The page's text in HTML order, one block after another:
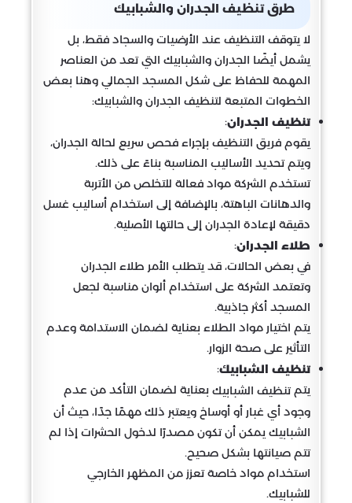
طرق تنظيف الجدران والشبابيك
لا يتوقف التنظيف عند الأرضيات والسجاد فقط، بل
يشمل أيضًا الجدران والشبابيك التي تعد من العناصر
المهمة للحفاظ على شكل المسجد الجمالي وهنا بعض
الخطوات المتبعة لتنظيف الجدران والشبابيك:
تنظيف الجدران:
يقوم فريق التنظيف بإجراء فحص سريع لحالة الجدران،
ويتم تحديد الأساليب المناسبة بناءً على ذلك.
تستخدم الشركة مواد فعالة للتخلص من الأتربة
والدهانات الباهتة، بالإضافة إلى استخدام أساليب غسل
دقيقة لإعادة الجدران إلى حالتها الأصلية.
طلاء الجدران:
في بعض الحالات، قد يتطلب الأمر طلاء الجدران
وتعتمد الشركة على استخدام ألوان مناسبة لجعل
المسجد أكثر جاذبية.
يتم اختيار مواد الطلاء بعناية لضمان الاستدامة وعدم
التأثير على صحة الزوار.
تنظيف الشبابيك:
يتمتنظيف الشبابيك بعناية لضمان التأكد من عدم
وجود أي غبار أو أوساخ ويعتبر ذلك مهمًا جدًا، حيث أن
الشبابيك يمكن أن تكون مصدرًا لدخول الحشرات إذا لم
تتم صيانتها بشكل صحيح.
استخدام مواد خاصة تعزز من المظهر الخارجي
للشبابيك.